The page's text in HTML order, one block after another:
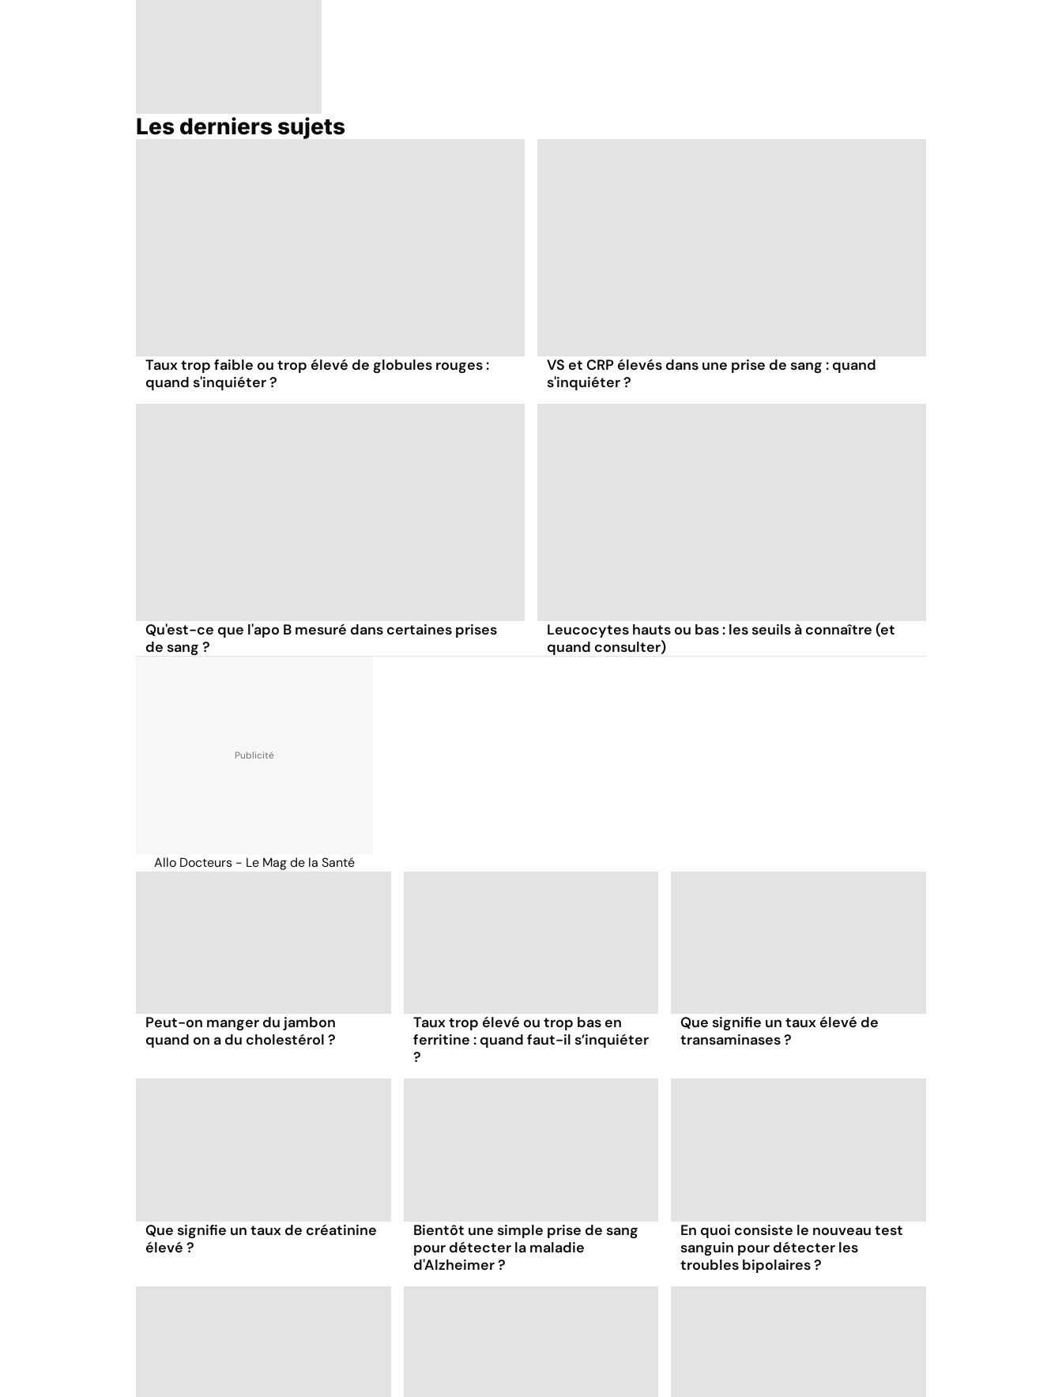
Surcharge en fer :
Les derniers sujets
Taux trop faible ou trop élevé de globules rouges :
quand s'inquiéter ?
VS et CRP élevés dans une prise de sang : quand
s'inquiéter ?
Qu'est-ce que l'apo B mesuré dans certaines prises
de sang ?
Leucocytes hauts ou bas : les seuils à connaître (et
quand consulter)
Allo Docteurs - Le Mag de la Santé
Peut-on manger du jambon
quand on a du cholestérol ?
Taux trop élevé ou trop bas en
ferritine : quand faut-il s’inquiéter
?
Que signifie un taux élevé de
transaminases ?
Que signifie un taux de créatinine
élevé ?
Bientôt une simple prise de sang
pour détecter la maladie
d'Alzheimer ?
En quoi consiste le nouveau test
sanguin pour détecter les
troubles bipolaires ?